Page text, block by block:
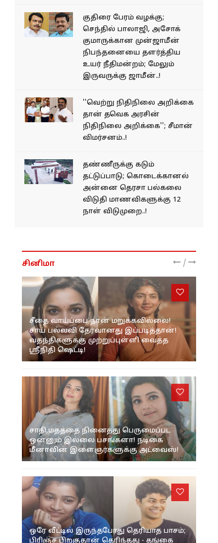
குதிரை பேரம் வழக்கு;
செந்தில் பாலாஜி, அசோக்
குமாருக்கான முன்ஜாமீன்
நிபந்தனையை தளர்த்திய
உயர் நீதிமன்றம்; மேலும்
இருவருக்கு ஜாமீன்..!
''வெற்று நிதிநிலை அறிக்கை
தான் தவெக அரசின்
நிதிநிலை அறிக்கை''; சீமான்
விமர்சனம்..!
தண்ணீருக்கு கடும்
தட்டுப்பாடு; கொடைக்கானல்
அன்னை தெரசா பல்கலை
விடுதி மாணவிகளுக்கு 12
நாள் விடுமுறை..!
சினிமா /
சீதை வாய்ப்பை நான் மறுக்கவில்லை!
சாய் பல்லவி தேர்வானது இப்படித்தான்!
வதந்திகளுக்கு முற்றுப்புள்ளி வைத்த
ஸ்ரீநிதி ஷெட்டி!
சாதி,மதத்தை நினைத்து பெருமைப்பட
ஒன்னும் இல்லை பசங்களா! நடிகை
மீனாவின் இளைஞர்களுக்கு அட்வைஸ்!
ஒரே வீட்டில் இருந்தபோது தெரியாத பாசம்;
பிரிஞ்ச பிறகுதான் தெரிந்தது - தங்கை